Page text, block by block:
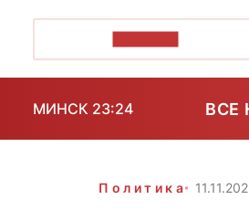
МИНСК 23:24 ВСЕ
Политика